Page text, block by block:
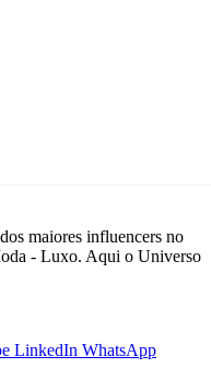
maiores influencers no
- Luxo. Aqui o Universo
LinkedIn WhatsApp